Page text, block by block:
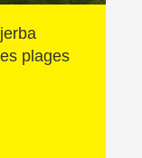
plages